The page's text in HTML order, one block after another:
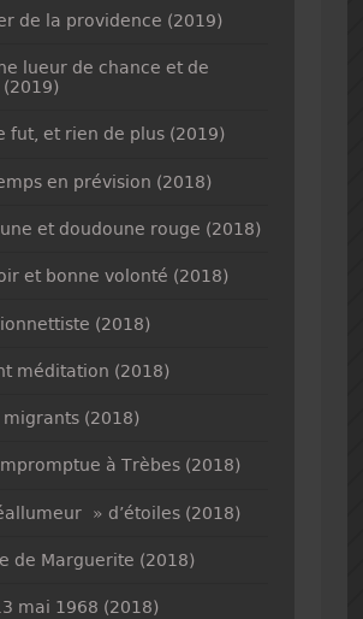
de la providence (2019)
lueur de chance et de
(2019)
fut, et rien de plus (2019)
en prévision (2018)
et doudoune rouge (2018)
et bonne volonté (2018)
(2018)
méditation (2018)
migrants (2018)
à Trèbes (2018)
» d’étoiles (2018)
de Marguerite (2018)
mai 1968 (2018)